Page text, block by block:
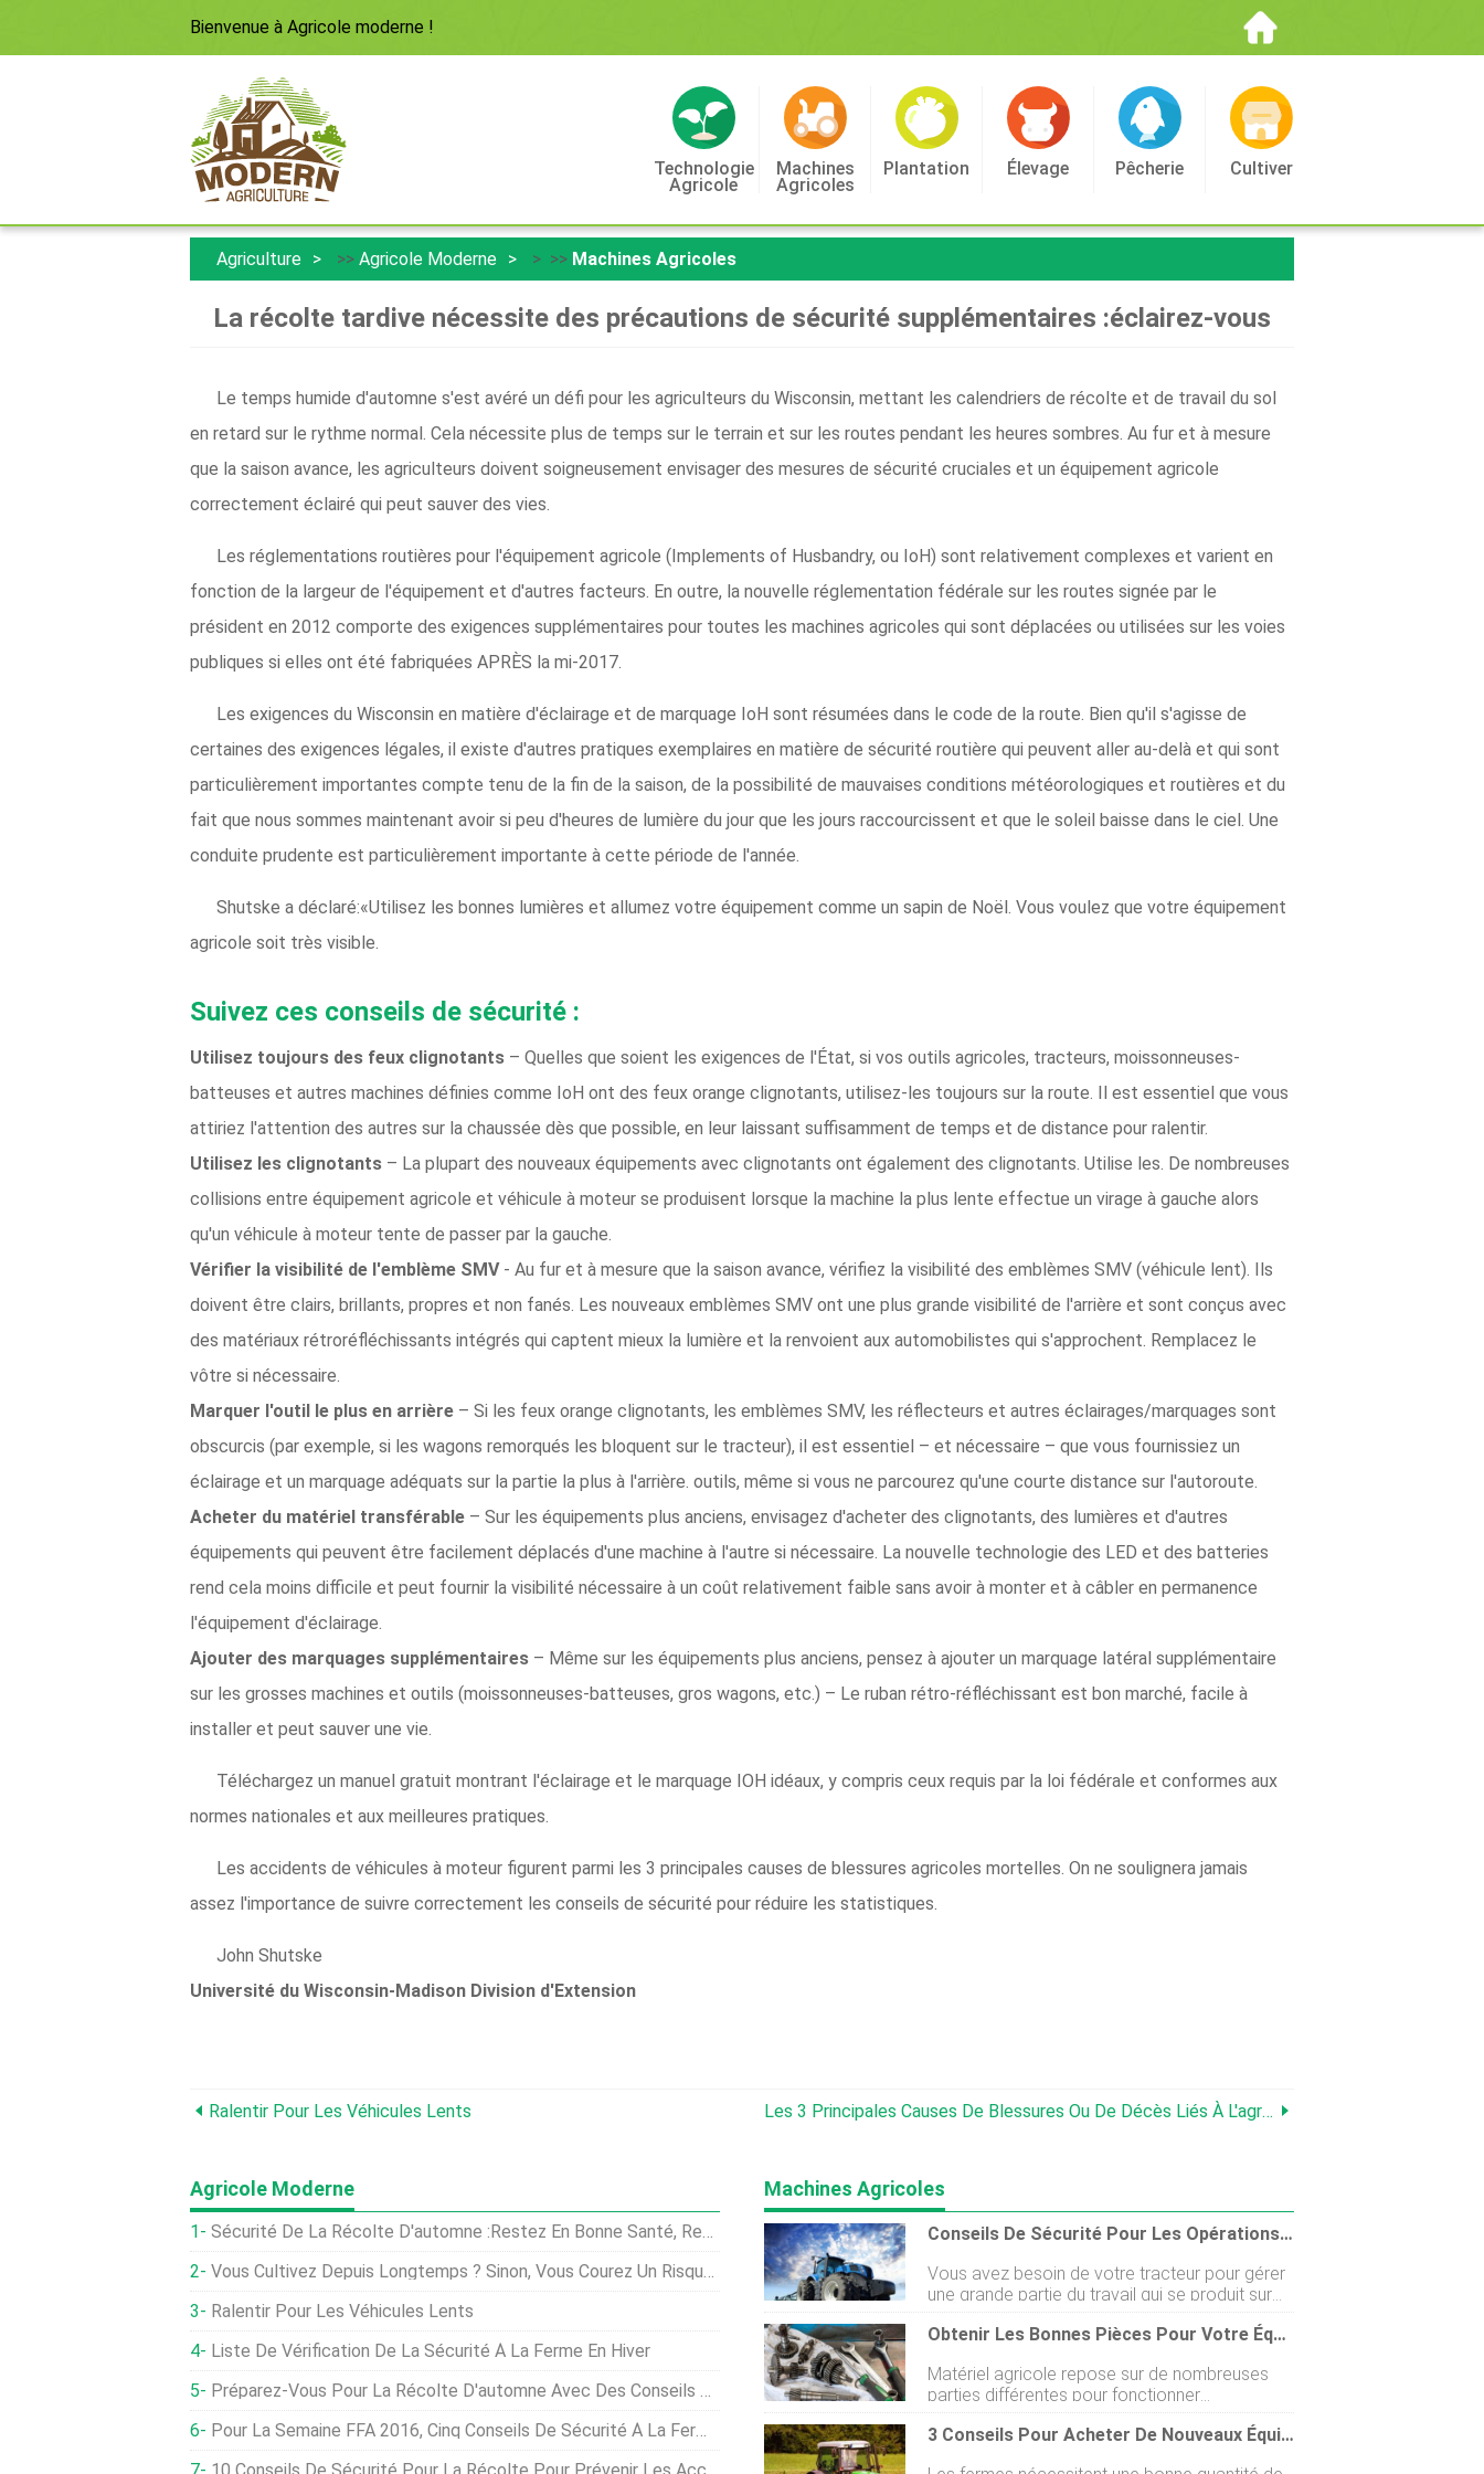
Bienvenue à Agricole moderne !
Technologie
Agricole
Machines
Agricoles
Plantation Élevage Pêcherie Cultiver
Agriculture >> Agricole Moderne > >> Machines Agricoles
La récolte tardive nécessite des précautions de sécurité supplémentaires :éclairez-vous
Le temps humide d'automne s'est avéré un défi pour les agriculteurs du Wisconsin, mettant les calendriers de récolte et de travail du sol
en retard sur le rythme normal. Cela nécessite plus de temps sur le terrain et sur les routes pendant les heures sombres. Au fur et à mesure
que la saison avance, les agriculteurs doivent soigneusement envisager des mesures de sécurité cruciales et un équipement agricole
correctement éclairé qui peut sauver des vies.
Les réglementations routières pour l'équipement agricole (Implements of Husbandry, ou IoH) sont relativement complexes et varient en
fonction de la largeur de l'équipement et d'autres facteurs. En outre, la nouvelle réglementation fédérale sur les routes signée par le
président en 2012 comporte des exigences supplémentaires pour toutes les machines agricoles qui sont déplacées ou utilisées sur les voies
publiques si elles ont été fabriquées APRÈS la mi-2017.
Les exigences du Wisconsin en matière d'éclairage et de marquage IoH sont résumées dans le code de la route. Bien qu'il s'agisse de
certaines des exigences légales, il existe d'autres pratiques exemplaires en matière de sécurité routière qui peuvent aller au-delà et qui sont
particulièrement importantes compte tenu de la fin de la saison, de la possibilité de mauvaises conditions météorologiques et routières et du
fait que nous sommes maintenant avoir si peu d'heures de lumière du jour que les jours raccourcissent et que le soleil baisse dans le ciel. Une
conduite prudente est particulièrement importante à cette période de l'année.
Shutske a déclaré:«Utilisez les bonnes lumières et allumez votre équipement comme un sapin de Noël. Vous voulez que votre équipement
agricole soit très visible.
Suivez ces conseils de sécurité :
Utilisez toujours des feux clignotants – Quelles que soient les exigences de l'État, si vos outils agricoles, tracteurs, moissonneuses-
batteuses et autres machines définies comme IoH ont des feux orange clignotants, utilisez-les toujours sur la route. Il est essentiel que vous
attiriez l'attention des autres sur la chaussée dès que possible, en leur laissant suffisamment de temps et de distance pour ralentir.
Utilisez les clignotants – La plupart des nouveaux équipements avec clignotants ont également des clignotants. Utilise les. De nombreuses
collisions entre équipement agricole et véhicule à moteur se produisent lorsque la machine la plus lente effectue un virage à gauche alors
qu'un véhicule à moteur tente de passer par la gauche.
Vérifier la visibilité de l'emblème SMV- Au fur et à mesure que la saison avance, vérifiez la visibilité des emblèmes SMV (véhicule lent). Ils
doivent être clairs, brillants, propres et non fanés. Les nouveaux emblèmes SMV ont une plus grande visibilité de l'arrière et sont conçus avec
des matériaux rétroréfléchissants intégrés qui captent mieux la lumière et la renvoient aux automobilistes qui s'approchent. Remplacez le
vôtre si nécessaire.
Marquer l'outil le plus en arrière – Si les feux orange clignotants, les emblèmes SMV, les réflecteurs et autres éclairages/marquages ​​sont
obscurcis (par exemple, si les wagons remorqués les bloquent sur le tracteur), il est essentiel – et nécessaire – que vous fournissiez un
éclairage et un marquage adéquats sur la partie la plus à l'arrière. outils, même si vous ne parcourez qu'une courte distance sur l'autoroute.
Acheter du matériel transférable – Sur les équipements plus anciens, envisagez d'acheter des clignotants, des lumières et d'autres
équipements qui peuvent être facilement déplacés d'une machine à l'autre si nécessaire. La nouvelle technologie des LED et des batteries
rend cela moins difficile et peut fournir la visibilité nécessaire à un coût relativement faible sans avoir à monter et à câbler en permanence
l'équipement d'éclairage.
Ajouter des marquages ​​supplémentaires – Même sur les équipements plus anciens, pensez à ajouter un marquage latéral supplémentaire
sur les grosses machines et outils (moissonneuses-batteuses, gros wagons, etc.) – Le ruban rétro-réfléchissant est bon marché, facile à
installer et peut sauver une vie.
Téléchargez un manuel gratuit montrant l'éclairage et le marquage IOH idéaux, y compris ceux requis par la loi fédérale et conformes aux
normes nationales et aux meilleures pratiques.
Les accidents de véhicules à moteur figurent parmi les 3 principales causes de blessures agricoles mortelles. On ne soulignera jamais
assez l'importance de suivre correctement les conseils de sécurité pour réduire les statistiques.
John Shutske
Université du Wisconsin-Madison Division d'Extension
Ralentir Pour Les Véhicules Lents Les 3 Principales Causes De Blessures Ou De Décès Liés À L'agriculture Et Comment Les Prévenir !
Agricole Moderne
Sécurité De La Récolte D'automne :Restez En Bonne Santé, Restez En Sécurité Cette Saison De Récolte !
Vous Cultivez Depuis Longtemps ? Sinon, Vous Courez Un Risque Élevé De Blessure.
Ralentir Pour Les Véhicules Lents
Liste De Vérification De La Sécurité À La Ferme En Hiver
Préparez-Vous Pour La Récolte D'automne Avec Des Conseils De Sécurité
Pour La Semaine FFA 2016, Cinq Conseils De Sécurité À La Ferme À Ne Jamais Oublier
Machines Agricoles
Conseils De Sécurité Pour Les Opérations De Tracteur
Vous avez besoin de votre tracteur pour gérer
une grande partie du travail qui se produit sur
votre ferme, car cette machine travailleuse est
lépine dorsale de toute entreprise agricole.
et durables, vous devez garder à lesprit la
sécurité lors de leur utilisation. Pour vous aider,
Riveras Machinery, Inc. a compilé ce petit guide
sur certaines précautions de sécurité que vous
pouvez prendre lorsque vous travaillez avec
Obtenir Les Bonnes Pièces Pour Votre Équipement Agricole
Matériel agricole repose sur de nombreuses
parties différentes pour fonctionner
correctement. Ces pièces peuvent souffrir dune
usure normale, ce qui réduit leur efficacité et
3 Conseils Pour Acheter De Nouveaux Équipements Agricoles